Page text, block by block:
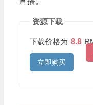
资源下载
下载价格为 8.8
立即购买